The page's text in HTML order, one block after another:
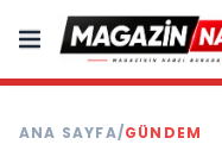
ANA SAYFA/GÜNDEM